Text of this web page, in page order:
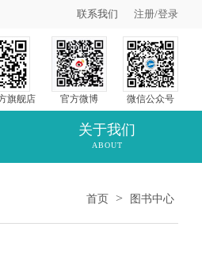
联系我们 注册/登录
旗舰店 官方微博 微信公众号
关于我们
ABOUT
首页 > 图书中心